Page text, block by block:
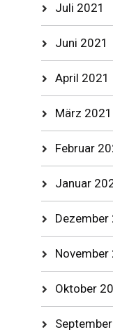
Juli 2021
Juni 2021
April 2021
März 2021
Februar
Januar
Dezember
November
Oktober